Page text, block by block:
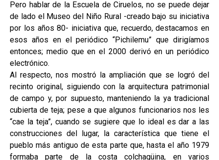
Pero hablar de la Escuela de Ciruelos, no se puede dejar
de lado el Museo del Niño Rural -creado bajo su iniciativa
por los años 80- iniciativa que, recuerdo, destacamos en
esos años en el periódico “Pichilemu” que dirigíamos
entonces; medio que en el 2000 derivó en un periódico
electrónico.
Al respecto, nos mostró la ampliación que se logró del
recinto original, siguiendo con la arquitectura patrimonial
de campo y, por supuesto, manteniendo la ya tradicional
cubierta de teja; pese a que algunos funcionarios nos les
“cae la teja”, cuando se sugiere que lo ideal es dar a las
construcciones del lugar, la característica que tiene el
pueblo más antiguo de esta parte que, hasta el año 1979
formaba parte de la costa colchagüina, en varios